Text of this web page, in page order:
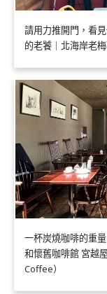
請用力推開門，看
的老饕｜北海岸老
一杯炭燒咖啡的重
和懷舊咖啡館 宮越
Coffee）